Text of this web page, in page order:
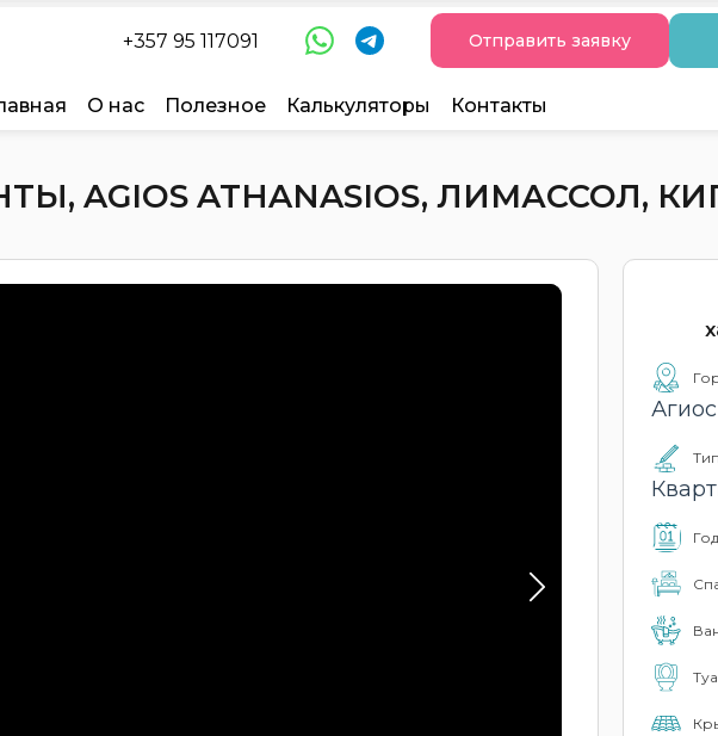
+357 95 117091 Отправить заявку
О нас Полезное Калькуляторы Контакты
AGIOS ATHANASIOS, ЛИМАССОЛ,